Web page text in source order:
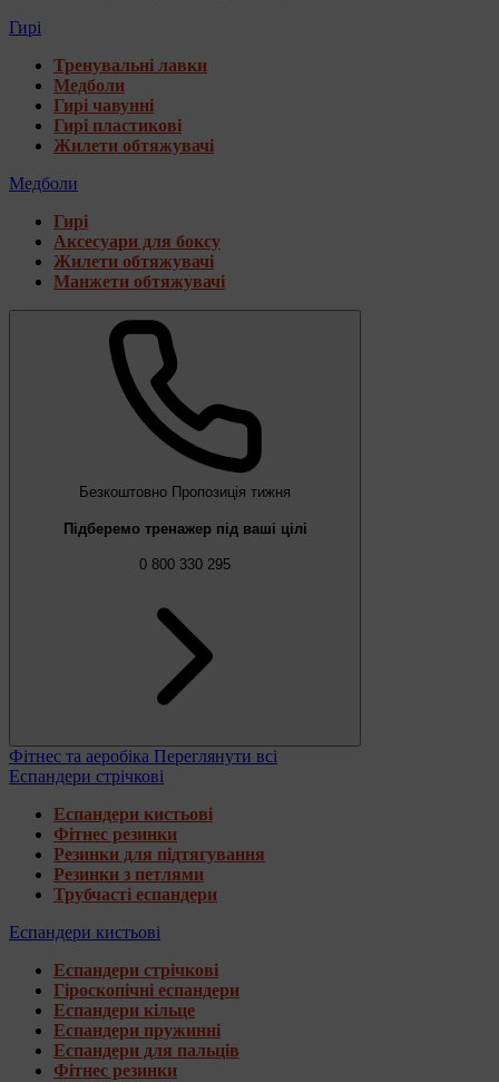
Гирі
Тренувальні лавки
Медболи
Гирі чавунні
Гирі пластикові
Жилети обтяжувачі
Медболи
Гирі
Аксесуари для боксу
Жилети обтяжувачі
Манжети обтяжувачі
Безкоштовно Пропозиція тижня
Підберемо тренажер під ваші цілі
0 800 330 295
Фітнес та аеробіка Переглянути всі
Еспандери стрічкові
Еспандери кистьові
Фітнес резинки
Резинки для підтягування
Резинки з петлями
Трубчасті еспандери
Еспандери кистьові
Еспандери стрічкові
Гіроскопічні еспандери
Еспандери кільце
Еспандери пружинні
Еспандери для пальців
Фітнес резинки